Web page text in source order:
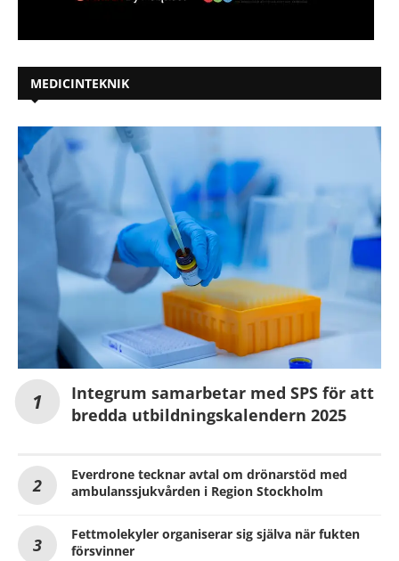
MEDICINTEKNIK
Integrum samarbetar med SPS för att
bredda utbildningskalendern 2025
Everdrone tecknar avtal om drönarstöd med
ambulanssjukvården i Region Stockholm
Fettmolekyler organiserar sig själva när fukten
försvinner